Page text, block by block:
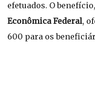
efetuados. O
Econômica Federal,
600 para os